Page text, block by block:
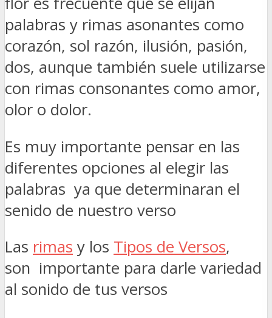
palabras y rimas asonantes como
corazón, sol razón, ilusión, pasión,
dos, aunque también suele utilizarse
con rimas consonantes como amor,
olor o dolor.
Es muy importante pensar en las
diferentes opciones al elegir las
palabras ya que determinaran el
senido de nuestro verso
Las rimas y los Tipos de Versos,
son importante para darle variedad
al sonido de tus versos